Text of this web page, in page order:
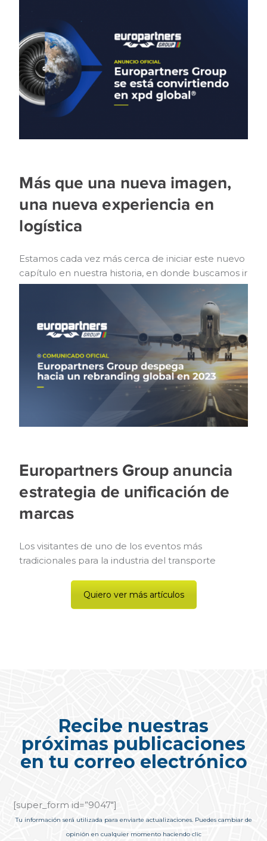
servicio de calidad.
LEER MÁS...
Más que una nueva imagen,
una nueva experiencia en
logística
Estamos cada vez más cerca de iniciar este nuevo
capítulo en nuestra historia, en donde buscamos ir
más allá de un cambio de imagen.
Europartners Group anuncia
estrategia de unificación de
marcas
Los visitantes de uno de los eventos más
tradicionales para la industria del transporte
Los asistentes al Air Cargo Forum Miami &
Quiero ver más artículos
Recibe nuestras
próximas publicaciones
en tu correo electrónico
[super_form id=”9047″]
Tu información será utilizada para enviarte actualizaciones. Puedes cambiar de
opinión en cualquier momento haciendo clic